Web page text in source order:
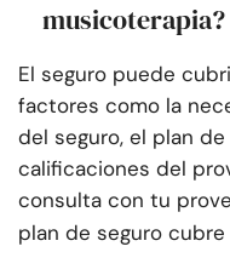
musicoterapia?
El seguro puede
factores como la
del seguro, el plan
calificaciones del
consulta con tu
plan de seguro